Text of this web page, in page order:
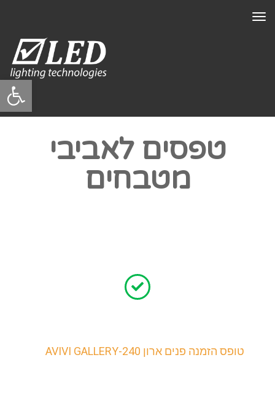
פתח
תפריט
טפסים לאביבי
מטבחים
טופס הזמנה פנים ארון AVIVI GALLERY-240